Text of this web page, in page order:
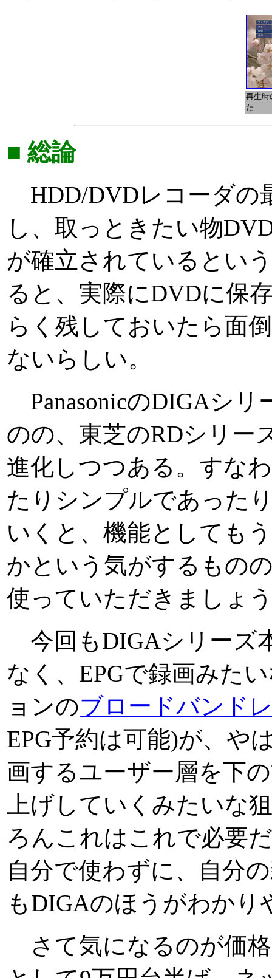
再生時
た
■ 総論
HDD/DVDレコーダの
し、取っときたい物
が確立されているとい
ると、実際にDVDに保
らく残しておいたら面
ないらしい。
PanasonicのDIGAシ
のの、東芝のRDシリー
進化しつつある。すな
たりシンプルであった
いくと、機能としても
かという気がするもの
使っていただきましょ
今回もDIGAシリーズ
なく、EPGで録画みた
ョンのブロードバンド
EPG予約は可能)が、や
画するユーザー層を下
上げしていくみたいな
ろんこれはこれで必要
自分で使わずに、自分
もDIGAのほうがわかり
さて気になるのが価